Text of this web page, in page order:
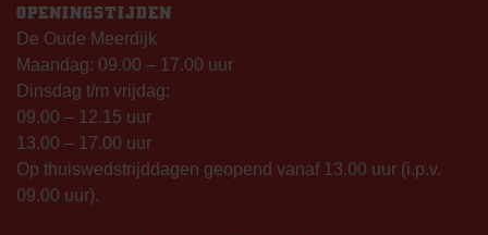
OPENINGSTIJDEN
De Oude Meerdijk
Maandag: 09.00 – 17.00 uur
Dinsdag t/m vrijdag:
09.00 – 12.15 uur
13.00 – 17.00 uur
Op thuiswedstrijddagen geopend vanaf 13.00 uur (i.p.v.
09.00 uur).